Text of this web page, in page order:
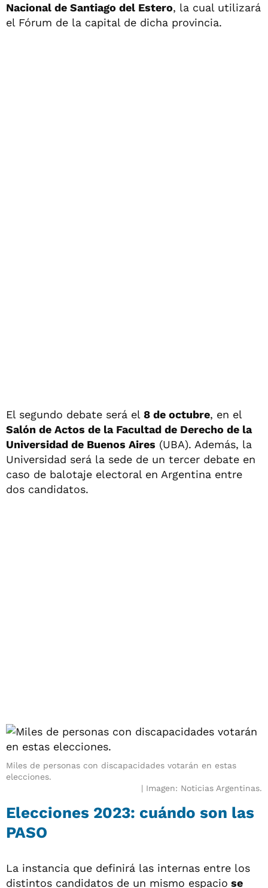
Nacional de Santiago del Estero, la cual utilizará
el Fórum de la capital de dicha provincia.
El segundo debate será el 8 de octubre, en el
Salón de Actos de la Facultad de Derecho de la
Universidad de Buenos Aires (UBA). Además, la
Universidad será la sede de un tercer debate en
caso de balotaje electoral en Argentina entre
dos candidatos.
Miles de personas con discapacidades votarán en estas
elecciones.
Imagen: Noticias Argentinas.
Elecciones 2023: cuándo son las
PASO
La instancia que definirá las internas entre los
distintos candidatos de un mismo espacio se